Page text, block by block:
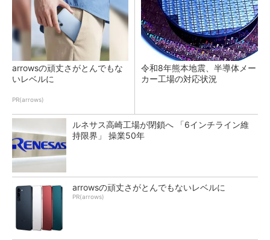
arrowsの頑丈さがとんでもな
いレベルに
PR(arrows)
令和8年熊本地震、半導体メー
カー工場の対応状況
ルネサス高崎工場が閉鎖へ 「6インチライン維
持限界」 操業50年
arrowsの頑丈さがとんでもないレベルに
PR(arrows)